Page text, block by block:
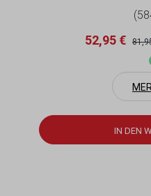
52,95 €
IN DEN